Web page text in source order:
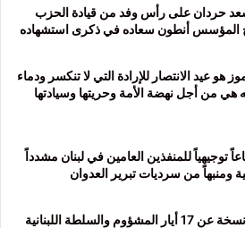
حردان على رأس وفد من قيادة الحزب
المؤسس أنطون سعاده في ذكرى استشهاده
عيد الفداء في 8 تموز هو عيد الانتصار للإرادة التي لا تنكسر ودماء
من أجل نهضة الأمة وحريتها وسيادتها
توجيهياً للمنفذين العامين في لبنان مشدداً
ومنبهاً من سرديات تبرير العدوان
“القومي”: “اتفاق الاطار” نسخة عن 17 أيار المشؤوم والسلطة اللبنانية